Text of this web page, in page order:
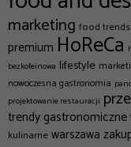
marketing food trends
premium HoReCa
bezkofeinowa lifestyle
nowoczesna gastronomia
projektowanie restauracji
trendy gastronomiczne
kulinarnewarszawa